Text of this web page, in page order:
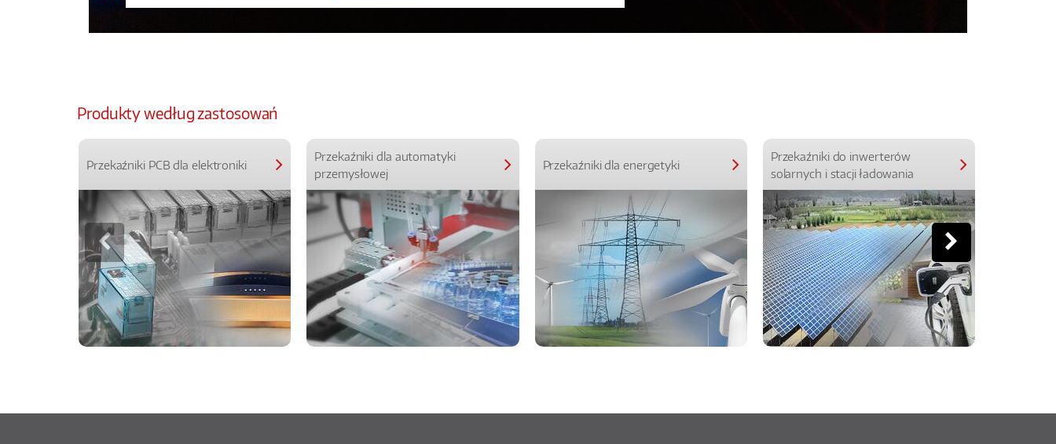
Produkty według zastosowań
Przekaźniki PCB dla elektroniki
Przekaźniki dla automatyki
przemysłowej
Przekaźniki dla energetyki
Przekaźniki do inwerterów
solarnych i stacji ładowania